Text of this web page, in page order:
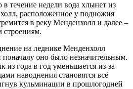
течение недели вода хлынет из
расположенное у подножия
в реку Менденхолл и далее –
на леднике Менденхолл
оно было незначительным.
из года в год уменьшается из-за
наводнения становятся всё
кульминации в прошлогодней